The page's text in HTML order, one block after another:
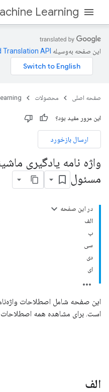
Learning
این صفحه به‌وسیله
صفحه اصلی محصولات
این مرور مفید بود؟
ارسال بازخورد
واژه نامه یادگیری
مسئول
در این صفحه
الف
ب
سی
دی
ای
این صفحه شامل اصطلاحات
است. برای مشاهده همه اصطلاحات
الف